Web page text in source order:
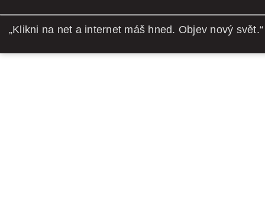
„Klikni na net a internet máš hned. Objev nový svět.“